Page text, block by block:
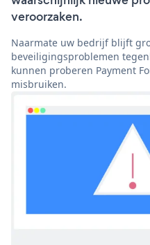
veroorzaken.
Naarmate uw bedrijf blijft
beveiligingsproblemen
kunnen proberen Payment
misbruiken.